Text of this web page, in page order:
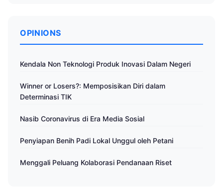
OPINIONS
Kendala Non Teknologi Produk Inovasi Dalam Negeri
Winner or Losers?: Memposisikan Diri dalam
Determinasi TIK
Nasib Coronavirus di Era Media Sosial
Penyiapan Benih Padi Lokal Unggul oleh Petani
Menggali Peluang Kolaborasi Pendanaan Riset